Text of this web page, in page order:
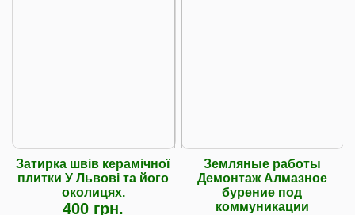
Затирка швів керамічної
плитки У Львові та його
околицях.
400 грн.
Земляные работы
Демонтаж Алмазное
бурение под
коммуникации